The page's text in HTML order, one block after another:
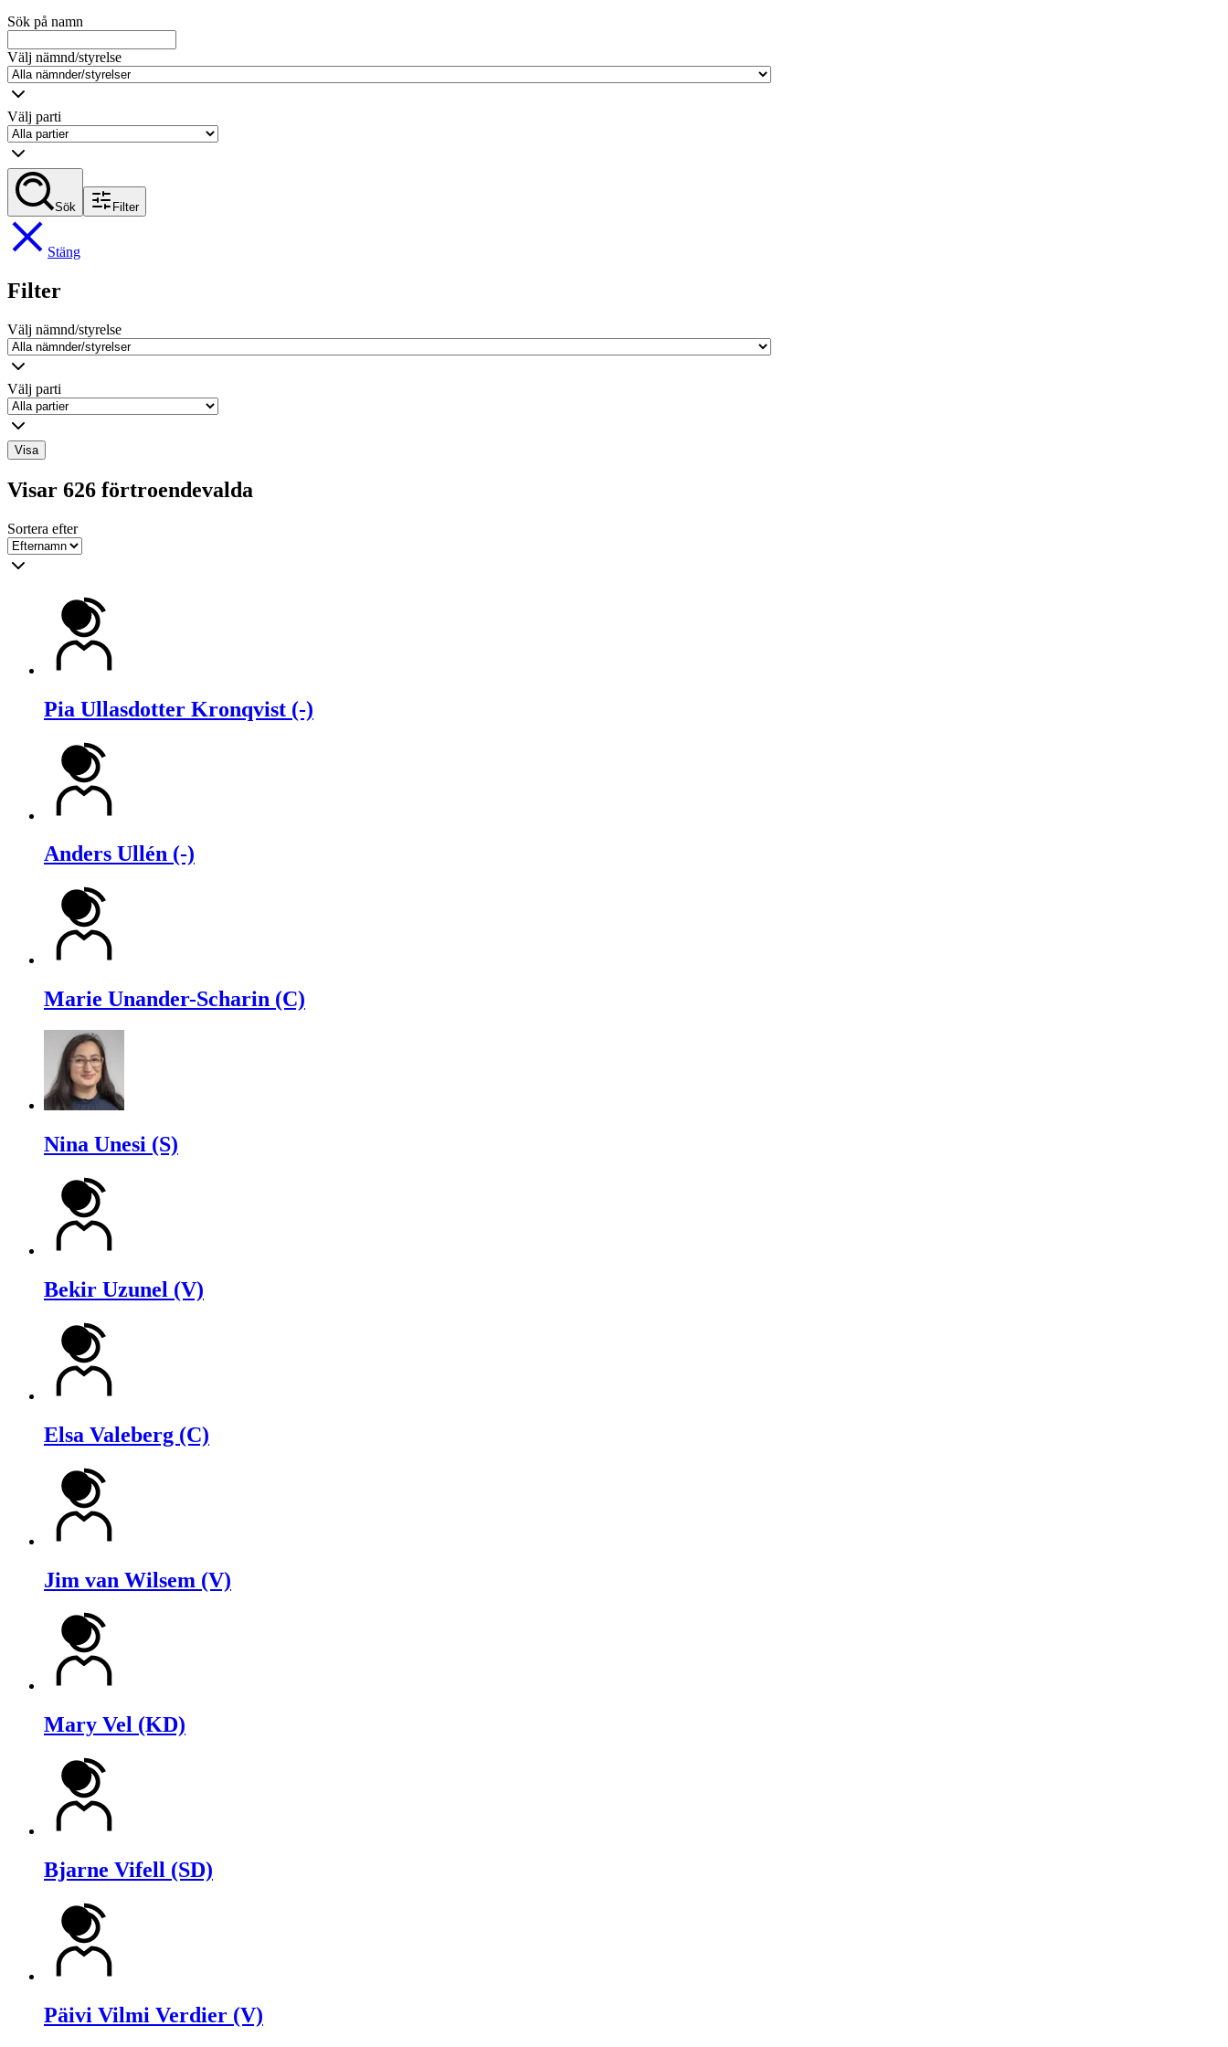
Sök på namn
Välj nämnd/styrelse
Välj parti
Sök Filter
Stäng
Filter
Välj nämnd/styrelse
Välj parti
Visa
Visar 626 förtroendevalda
Sortera efter
Pia Ullasdotter Kronqvist (-)
Anders Ullén (-)
Marie Unander-Scharin (C)
Nina Unesi (S)
Bekir Uzunel (V)
Elsa Valeberg (C)
Jim van Wilsem (V)
Mary Vel (KD)
Bjarne Vifell (SD)
Päivi Vilmi Verdier (V)